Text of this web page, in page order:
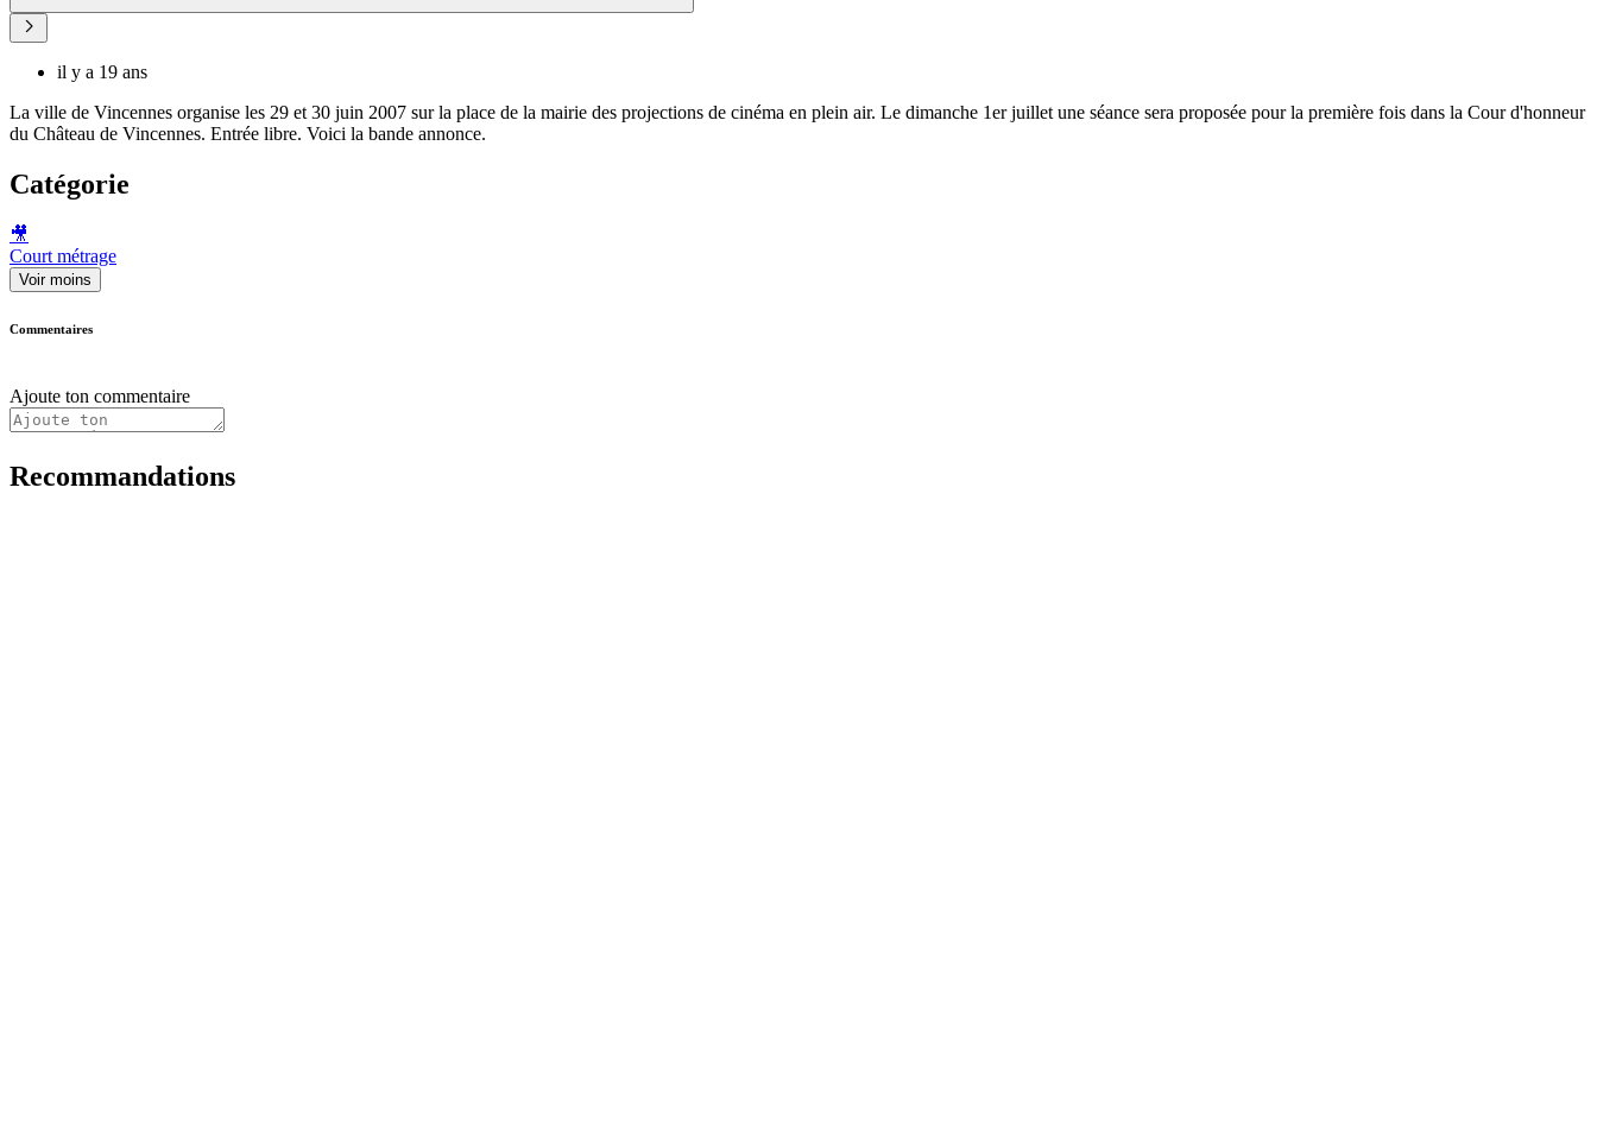
il y a 19 ans
La ville de Vincennes organise les 29 et 30 juin 2007 sur la place de la mairie des projections de cinéma en plein air. Le dimanche 1er juillet une séance sera proposée pour la première fois dans la Cour d'honneur
du Château de Vincennes. Entrée libre. Voici la bande annonce.
Catégorie
🎥
Court métrage
Voir moins
Commentaires
Ajoute ton commentaire
Recommandations